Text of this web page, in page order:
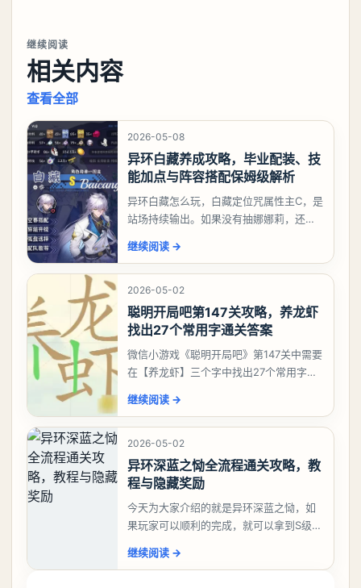
继续阅读
相关内容
查看全部
2026-05-08
异环白藏养成攻略，毕业配装、技
能加点与阵容搭配保姆级解析
异环白藏怎么玩，白藏定位咒属性主C，是
站场持续输出。如果没有抽娜娜莉，还没
有娜娜莉缺另外一个二队C想打深渊也可以
考虑养个白藏
继续阅读 →
2026-05-02
聪明开局吧第147关攻略，养龙虾
找出27个常用字通关答案
微信小游戏《聪明开局吧》第147关中需要
在【养龙虾】三个字中找出27个常用字，
大、夫、夰、巾、中、虫、下、虾、卜、
囗、吓、卟、
继续阅读 →
2026-05-02
异环深蓝之恸全流程通关攻略，教
程与隐藏奖励
今天为大家介绍的就是异环深蓝之恸，如
果玩家可以顺利的完成，就可以拿到S级弧
比较高的，对于那些新手玩家并不建议直
继续阅读 →